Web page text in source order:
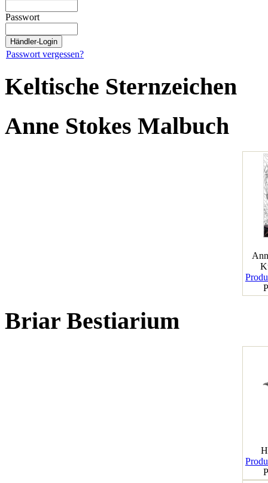
Passwort
Passwort vergessen?
Keltische Sternzeichen
Anne Stokes Malbuch
Briar Bestiarium